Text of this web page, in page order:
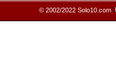
© 2002/2022 Solo10.com